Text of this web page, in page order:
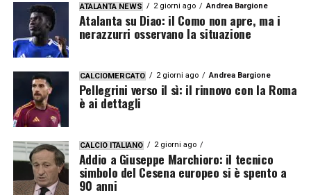
ATALANTA NEWS 2 giorni ago Andrea Bargione
Atalanta su Diao: il Como non apre, ma i
nerazzurri osservano la situazione
CALCIOMERCATO 2 giorni ago Andrea Bargione
Pellegrini verso il sì: il rinnovo con la Roma
è ai dettagli
CALCIO ITALIANO 2 giorni ago
Addio a Giuseppe Marchioro: il tecnico
simbolo del Cesena europeo si è spento a
90 anni